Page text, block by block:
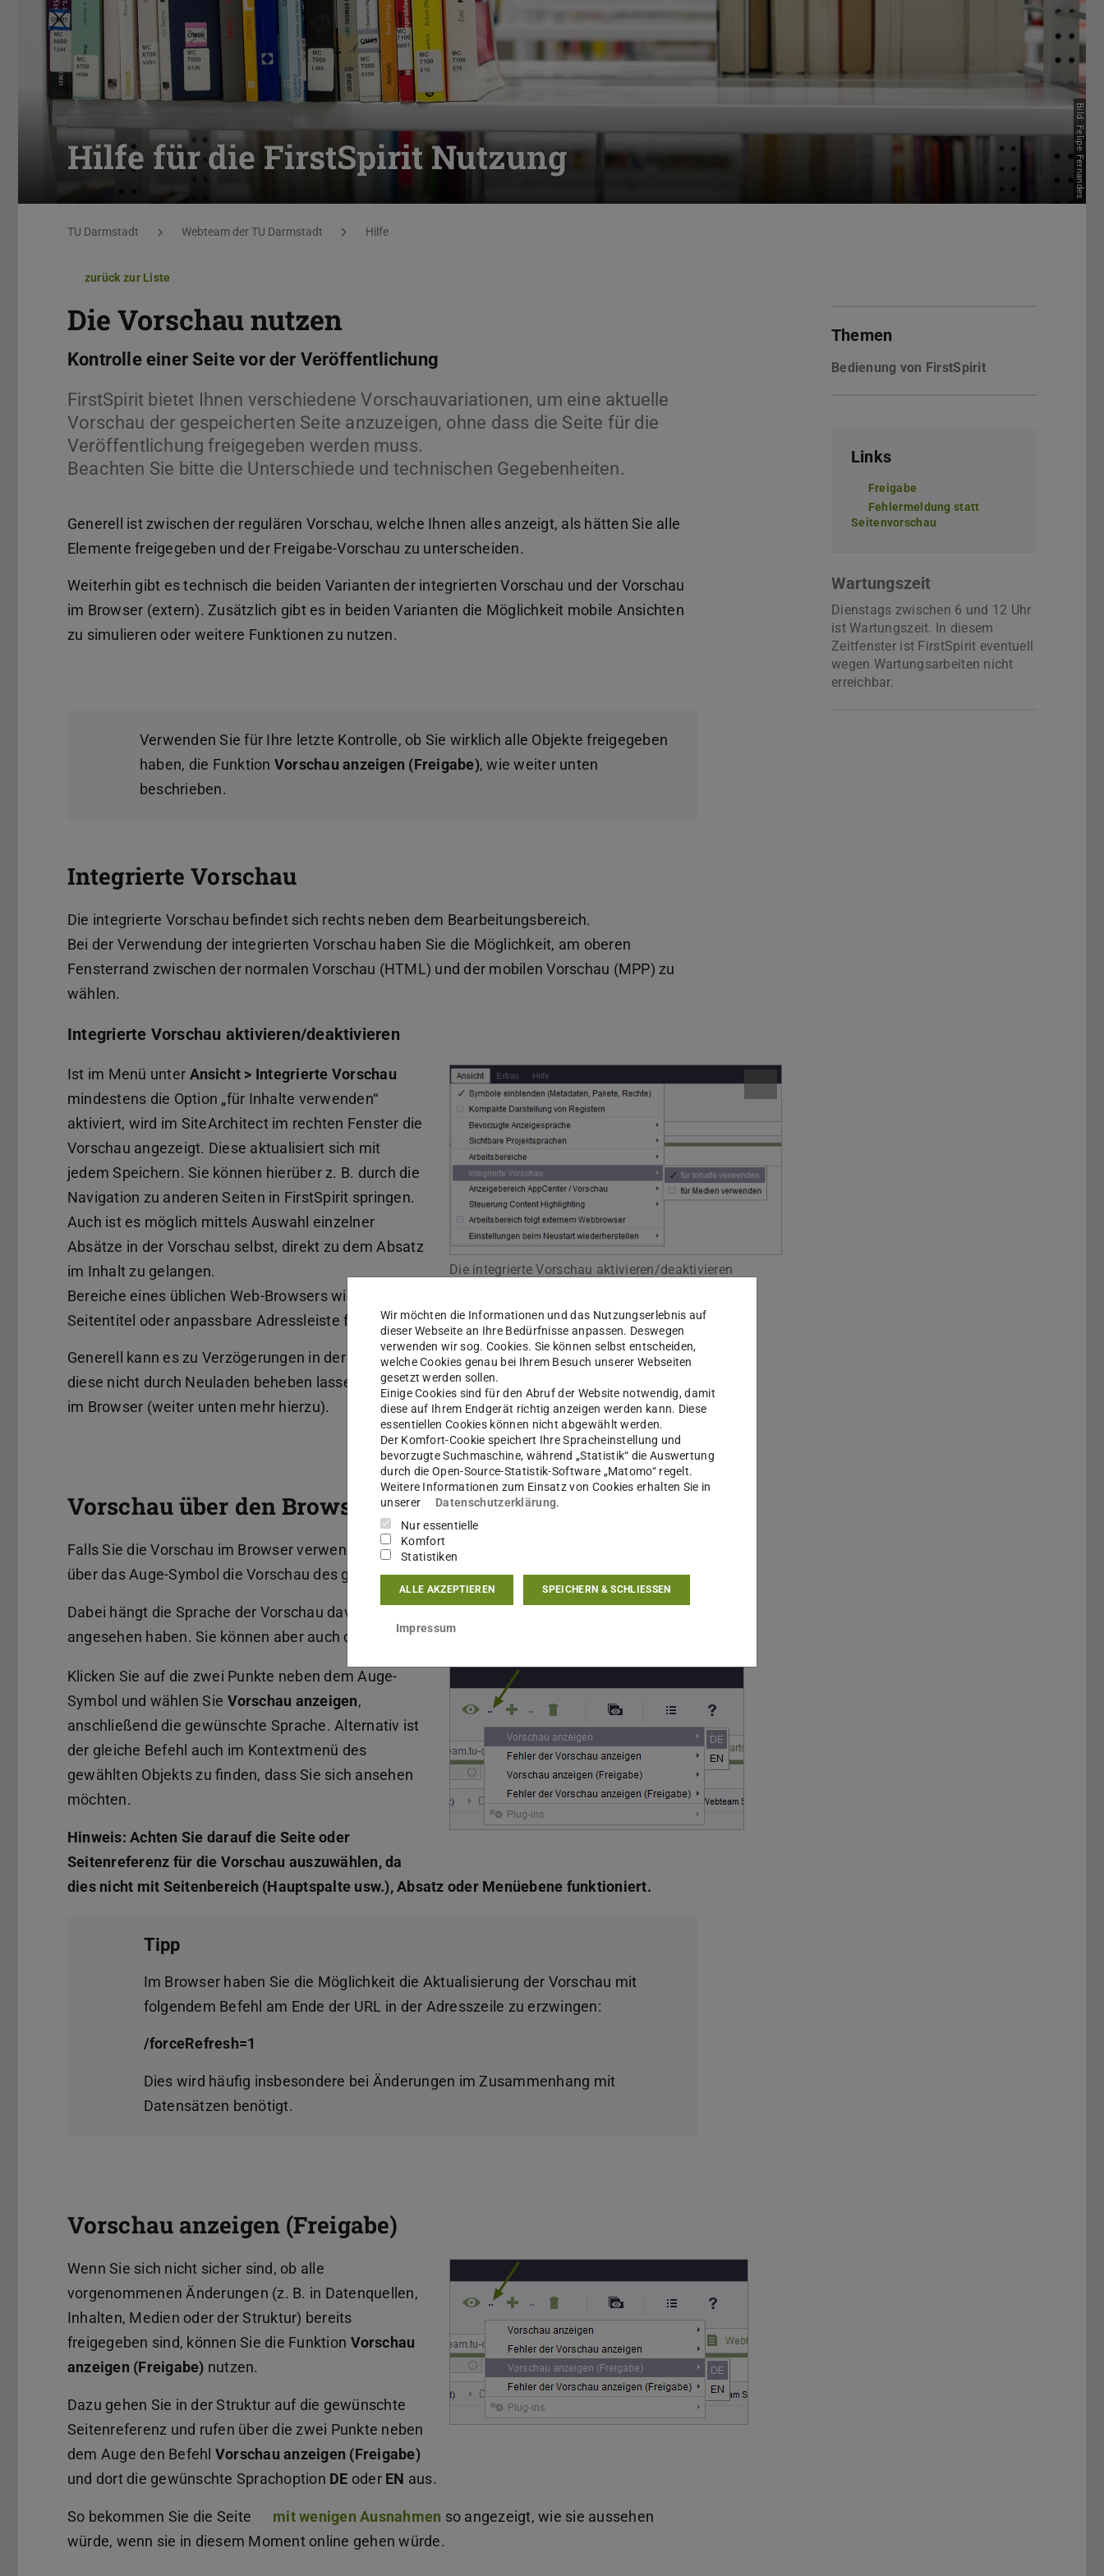
Hilfe für die FirstSpirit Nutzung Bild: Felipe Fernandes
Sie befinden sich hier:
TU Darmstadt Webteam der TU Darmstadt Hilfe
zurück zur Liste
Die Vorschau nutzen
Kontrolle einer Seite vor der Veröffentlichung
FirstSpirit bietet Ihnen verschiedene Vorschauvariationen, um eine aktuelle
Vorschau der gespeicherten Seite anzuzeigen, ohne dass die Seite für die
Veröffentlichung freigegeben werden muss.
Beachten Sie bitte die Unterschiede und technischen Gegebenheiten.
Generell ist zwischen der regulären Vorschau, welche Ihnen alles anzeigt, als hätten Sie alle
Elemente freigegeben und der Freigabe-Vorschau zu unterscheiden.
Weiterhin gibt es technisch die beiden Varianten der integrierten Vorschau und der Vorschau
im Browser (extern). Zusätzlich gibt es in beiden Varianten die Möglichkeit mobile Ansichten
zu simulieren oder weitere Funktionen zu nutzen.
Verwenden Sie für Ihre letzte Kontrolle, ob Sie wirklich alle Objekte freigegeben
haben, die Funktion Vorschau anzeigen (Freigabe), wie weiter unten
beschrieben.
Integrierte Vorschau
Die integrierte Vorschau befindet sich rechts neben dem Bearbeitungsbereich.
Bei der Verwendung der integrierten Vorschau haben Sie die Möglichkeit, am oberen
Fensterrand zwischen der normalen Vorschau (HTML) und der mobilen Vorschau (MPP) zu
wählen.
Integrierte Vorschau aktivieren/deaktivieren
Die integrierte Vorschau aktivieren/deaktivieren
Ist im Menü unter Ansicht > Integrierte Vorschau
mindestens die Option „für Inhalte verwenden“
aktiviert, wird im SiteArchitect im rechten Fenster die
Vorschau angezeigt. Diese aktualisiert sich mit
jedem Speichern. Sie können hierüber z. B. durch die
Navigation zu anderen Seiten in FirstSpirit springen.
Auch ist es möglich mittels Auswahl einzelner
Absätze in der Vorschau selbst, direkt zu dem Absatz
im Inhalt zu gelangen.
Bereiche eines üblichen Web-Browsers wie
Seitentitel oder anpassbare Adressleiste fehlen allerdings.
Generell kann es zu Verzögerungen in der Anzeige von Anpassungen kommen. Sollten sich
diese nicht durch Neuladen beheben lassen, so verwenden Sie bitte (temporär) die Vorschau
im Browser (weiter unten mehr hierzu).
Vorschau über den Browser (extern)
Falls Sie die Vorschau im Browser verwenden (integrierte Vorschau deaktiviert!), können Sie
über das Auge-Symbol die Vorschau des gewählten Objekts öffnen.
Dabei hängt die Sprache der Vorschau davon ab, in welcher Sprache Sie das Objekt gerade
angesehen haben. Sie können aber auch die Sprache der Vorschau explizit wie folgt wählen:
Klicken Sie auf die zwei Punkte neben dem Auge-
Symbol und wählen Sie Vorschau anzeigen,
anschließend die gewünschte Sprache. Alternativ ist
der gleiche Befehl auch im Kontextmenü des
gewählten Objekts zu finden, dass Sie sich ansehen
möchten.
Hinweis: Achten Sie darauf die Seite oder
Seitenreferenz für die Vorschau auszuwählen, da
dies nicht mit Seitenbereich (Hauptspalte usw.), Absatz oder Menüebene funktioniert.
Tipp
Im Browser haben Sie die Möglichkeit die Aktualisierung der Vorschau mit
folgendem Befehl am Ende der URL in der Adresszeile zu erzwingen:
/forceRefresh=1
Dies wird häufig insbesondere bei Änderungen im Zusammenhang mit
Datensätzen benötigt.
Vorschau anzeigen (Freigabe)
Wenn Sie sich nicht sicher sind, ob alle
vorgenommenen Änderungen (z. B. in Datenquellen,
Inhalten, Medien oder der Struktur) bereits
freigegeben sind, können Sie die Funktion Vorschau
anzeigen (Freigabe) nutzen.
Dazu gehen Sie in der Struktur auf die gewünschte
Seitenreferenz und rufen über die zwei Punkte neben
dem Auge den Befehl Vorschau anzeigen (Freigabe)
und dort die gewünschte Sprachoption DE oder EN aus.
So bekommen Sie die Seite mit wenigen Ausnahmen so angezeigt, wie sie aussehen
würde, wenn sie in diesem Moment online gehen würde.
Themen
Bedienung von FirstSpirit
Links
Freigabe
Fehlermeldung statt
Seitenvorschau
Wartungszeit
Dienstags zwischen 6 und 12 Uhr
ist Wartungszeit. In diesem
Zeitfenster ist FirstSpirit eventuell
wegen Wartungsarbeiten nicht
erreichbar.
Wir möchten die Informationen und das Nutzungserlebnis auf
dieser Webseite an Ihre Bedürfnisse anpassen. Deswegen
verwenden wir sog. Cookies. Sie können selbst entscheiden,
welche Cookies genau bei Ihrem Besuch unserer Webseiten
gesetzt werden sollen.
Einige Cookies sind für den Abruf der Website notwendig, damit
diese auf Ihrem Endgerät richtig anzeigen werden kann. Diese
essentiellen Cookies können nicht abgewählt werden.
Der Komfort-Cookie speichert Ihre Spracheinstellung und
bevorzugte Suchmaschine, während „Statistik“ die Auswertung
durch die Open-Source-Statistik-Software „Matomo“ regelt.
Weitere Informationen zum Einsatz von Cookies erhalten Sie in
unserer
Datenschutzerklärung.
Nur essentielle
Komfort
Statistiken
ALLE AKZEPTIEREN SPEICHERN & SCHLIESSEN
Impressum